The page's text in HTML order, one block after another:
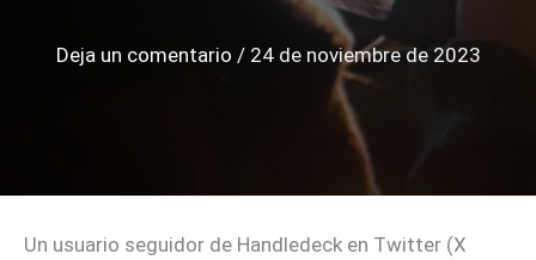
Deja un comentario / 24 de noviembre de 2023
Un usuario seguidor de Handledeck en Twitter (X